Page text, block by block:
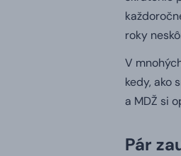
roky
V
kedy, ako
a MDŽ si
Pár